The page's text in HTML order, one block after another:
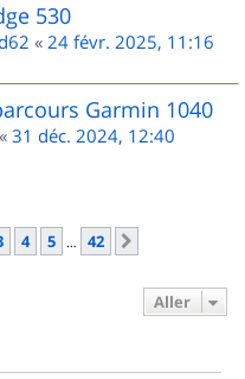
530
« 24 févr. 2025, 11:16
Garmin 1040
« 31 déc. 2024, 12:40
4 5 … 42
Aller